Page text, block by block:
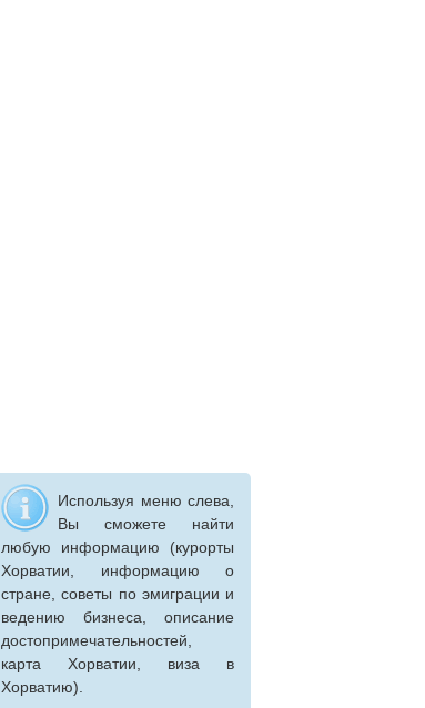
Используя меню слева,
Вы сможете найти
любую информацию (курорты
Хорватии, информацию о
стране, советы по эмиграции и
ведению бизнеса, описание
достопримечательностей,
карта Хорватии, виза в
Хорватию).